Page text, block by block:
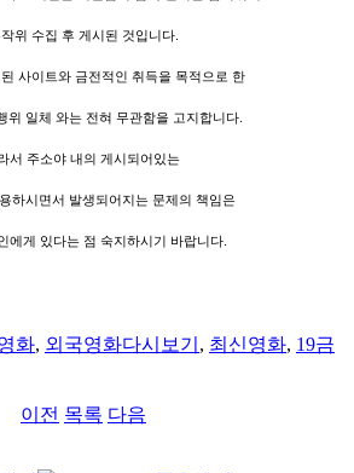
위 수집 후 게시된 것입니다.
사이트와 금전적인 취득을 목적으로 한
위 일체 와는 전혀 무관함을 고지합니다.
서 주소야 내의 게시되어있는
하시면서 발생되어지는 문제의 책임은
에게 있다는 점 숙지하시기 바랍니다.
화, 외국영화다시보기 , 최신영화, 19금
이전 목록 다음